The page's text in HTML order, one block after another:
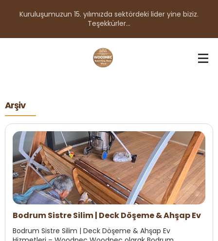
Kuruluşumuzun 15. yılımızda sektördeki lider yine biziz.
Teşekkürler...
Arşiv
Bodrum Sistre Silim | Deck Döşeme & Ahşap Ev
Bodrum Sistre Silim | Deck Döşeme & Ahşap Ev